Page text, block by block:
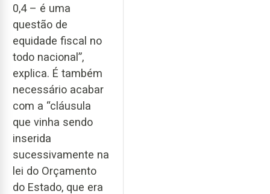
0,4 – é uma
questão de
equidade fiscal no
todo nacional”,
explica. É também
necessário acabar
com a “cláusula
que vinha sendo
inserida
sucessivamente na
lei do Orçamento
do Estado, que era